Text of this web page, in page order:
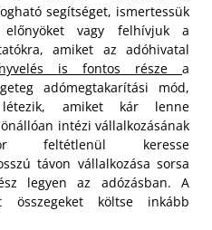
segítséget, ismertessük
vagy felhívjuk a
amiket az adóhivatal
is fontos része a
adómegtakarítási mód,
létezik, amiket kár lenne
intézi vállalkozásának
feltétlenül keresse
távon vállalkozása sorsa
legyen az adózásban. A
összegeket költse inkább